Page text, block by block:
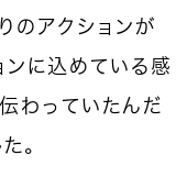
のアクションが
ンに込めている感
わっていたんだ
。